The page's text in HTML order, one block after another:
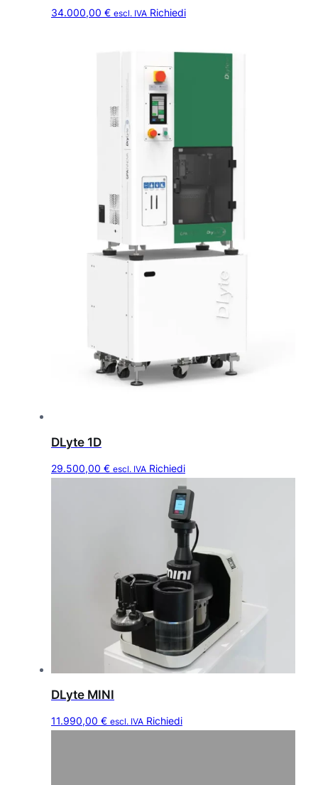
34.000,00 € escl. IVA Richiedi
DLyte 1D
29.500,00 € escl. IVA Richiedi
DLyte MINI
11.990,00 € escl. IVA Richiedi